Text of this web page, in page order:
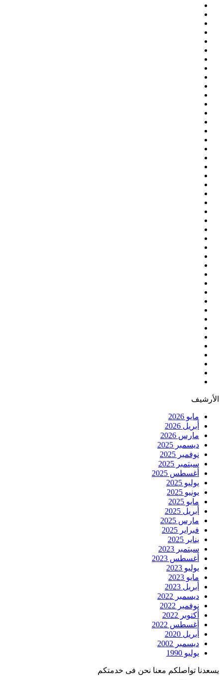
الأرشيف
مايو 2026
أبريل 2026
مارس 2026
ديسمبر 2025
نوفمبر 2025
سبتمبر 2025
أغسطس 2025
يوليو 2025
يونيو 2025
مايو 2025
أبريل 2025
مارس 2025
فبراير 2025
يناير 2025
سبتمبر 2023
أغسطس 2023
يوليو 2023
مايو 2023
أبريل 2023
ديسمبر 2022
نوفمبر 2022
أكتوبر 2022
أغسطس 2022
أبريل 2020
ديسمبر 2002
يوليو 1990
يسعدنا تواصلكم معنا نحن فى خدمتكم